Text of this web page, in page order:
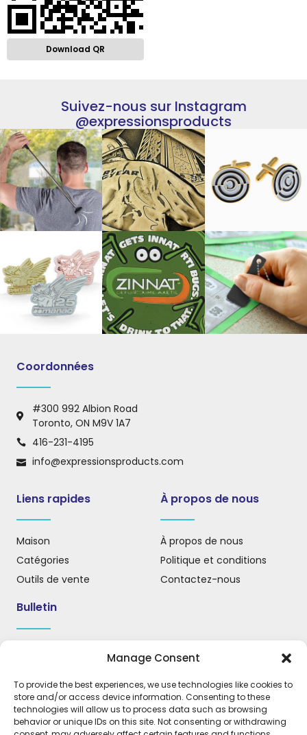
Manage Consent
To provide the best experiences, we use technologies like cookies to
store and/or access device information. Consenting to these
technologies will allow us to process data such as browsing
behavior or unique IDs on this site. Not consenting or withdrawing
Download QR
Suivez-nous sur Instagram
@expressionsproducts
Coordonnées
#300 992 Albion Road
Toronto, ON M9V 1A7
416-231-4195
info@expressionsproducts.com
Liens rapides
Maison
Catégories
Outils de vente
À propos de nous
À propos de nous
Politique et conditions
Contactez-nous
Bulletin
à jour, des nouvelles et des informations importantes.